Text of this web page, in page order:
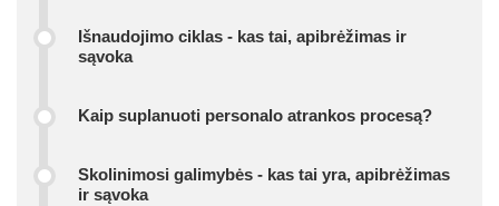
Išnaudojimo ciklas - kas tai, apibrėžimas ir
sąvoka
Kaip suplanuoti personalo atrankos procesą?
Skolinimosi galimybės - kas tai yra, apibrėžimas
ir sąvoka